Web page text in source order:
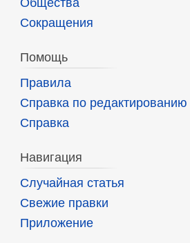
Сокращения
Помощь
Правила
Справка по редактированию
Справка
Навигация
Случайная статья
Свежие правки
Приложение